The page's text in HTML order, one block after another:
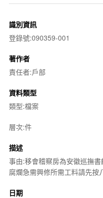
識別資訊
登錄號:090359-001
著作者
責任者:戶部
資料類型
類型:檔案
層次:件
描述
事由:移會稽察房為安徽巡撫
腐爛急需興修所需工料請先按
日期